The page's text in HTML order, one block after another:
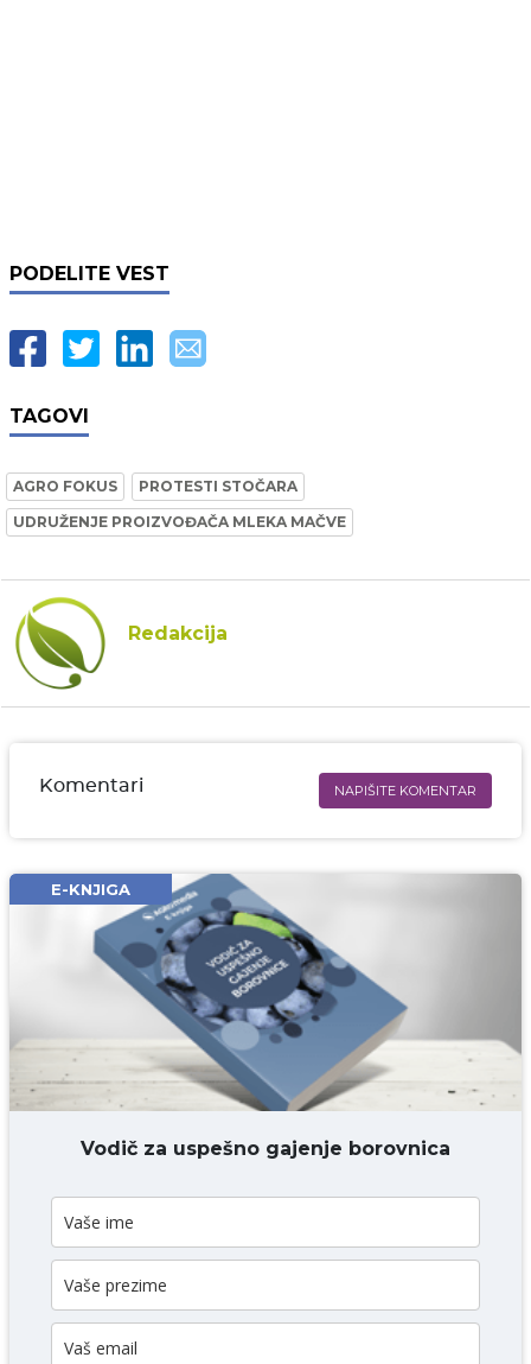
PODELITE VEST
TAGOVI
AGRO FOKUS
PROTESTI STOČARA
UDRUŽENJE PROIZVOĐAČA MLEKA MAČVE
Redakcija
Komentari NAPIŠITE KOMENTAR
Email* obavezno
Komentar* obavezno
DODAJ KOMENTAR
E-KNJIGA
Vodič za uspešno gajenje borovnica